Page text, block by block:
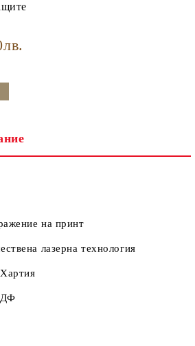
на принт
лазерна технология
Хартия